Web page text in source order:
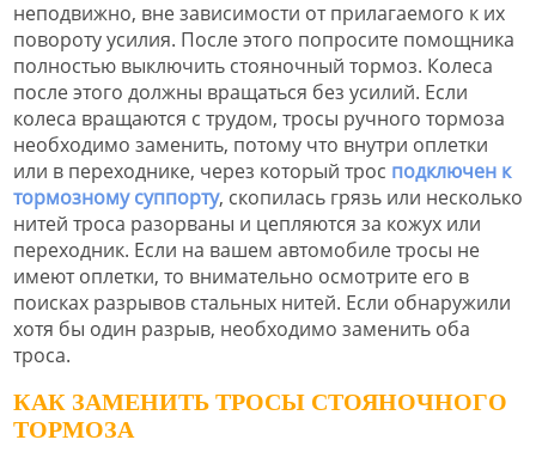
неподвижно, вне зависимости от прилагаемого к их
повороту усилия. После этого попросите помощника
полностью выключить стояночный тормоз. Колеса
после этого должны вращаться без усилий. Если
колеса вращаются с трудом, тросы ручного тормоза
необходимо заменить, потому что внутри оплетки
или в переходнике, через который трос подключен к
тормозному суппорту, скопилась грязь или несколько
нитей троса разорваны и цепляются за кожух или
переходник. Если на вашем автомобиле тросы не
имеют оплетки, то внимательно осмотрите его в
поисках разрывов стальных нитей. Если обнаружили
хотя бы один разрыв, необходимо заменить оба
троса.
КАК ЗАМЕНИТЬ ТРОСЫ СТОЯНОЧНОГО
ТОРМОЗА